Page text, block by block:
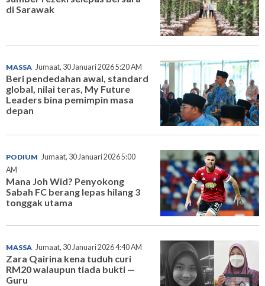
di Sarawak
MASSA Jumaat, 30 Januari 2026 5:20 AM
Beri pendedahan awal, standard
global, nilai teras, My Future
Leaders bina pemimpin masa
depan
PODIUM Jumaat, 30 Januari 2026 5:00
AM
Mana Joh Wid? Penyokong
Sabah FC berang lepas hilang 3
tonggak utama
MASSA Jumaat, 30 Januari 2026 4:40 AM
Zara Qairina kena tuduh curi
RM20 walaupun tiada bukti —
Guru